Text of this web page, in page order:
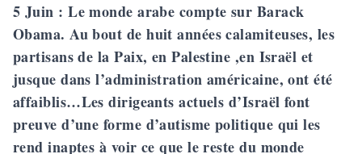
5 Juin : Le monde arabe compte sur Barack
Obama. Au bout de huit années calamiteuses, les
partisans de la Paix, en Palestine ,en Israël et
jusque dans l’administration américaine, ont été
affaiblis…Les dirigeants actuels d’Israël font
preuve d’une forme d’autisme politique qui les
rend inaptes à voir ce que le reste du monde